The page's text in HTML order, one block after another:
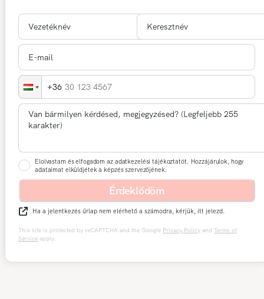
30 123 4567
Elolvastam és elfogadom az adatkezelési tájékoztatót. Hozzájárulok, hogy
adataimat elküldjétek a képzés szervezőjének.
Érdeklődöm
Ha a jelentkezés űrlap nem elérhető a számodra, kérjük, itt jelezd.
This site is protected by reCAPTCHA and the Google Privacy Policy and Terms of
Service apply.